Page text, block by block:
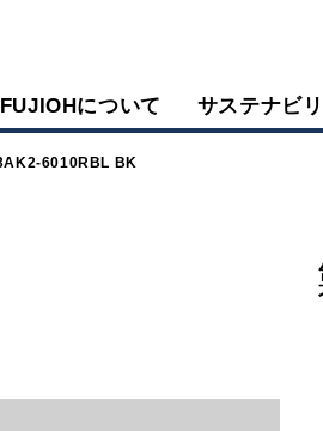
FUJIOHについて サステナビ
6010RBL BK